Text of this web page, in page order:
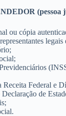
(pessoa
ou cópia
Receita Federal e
de